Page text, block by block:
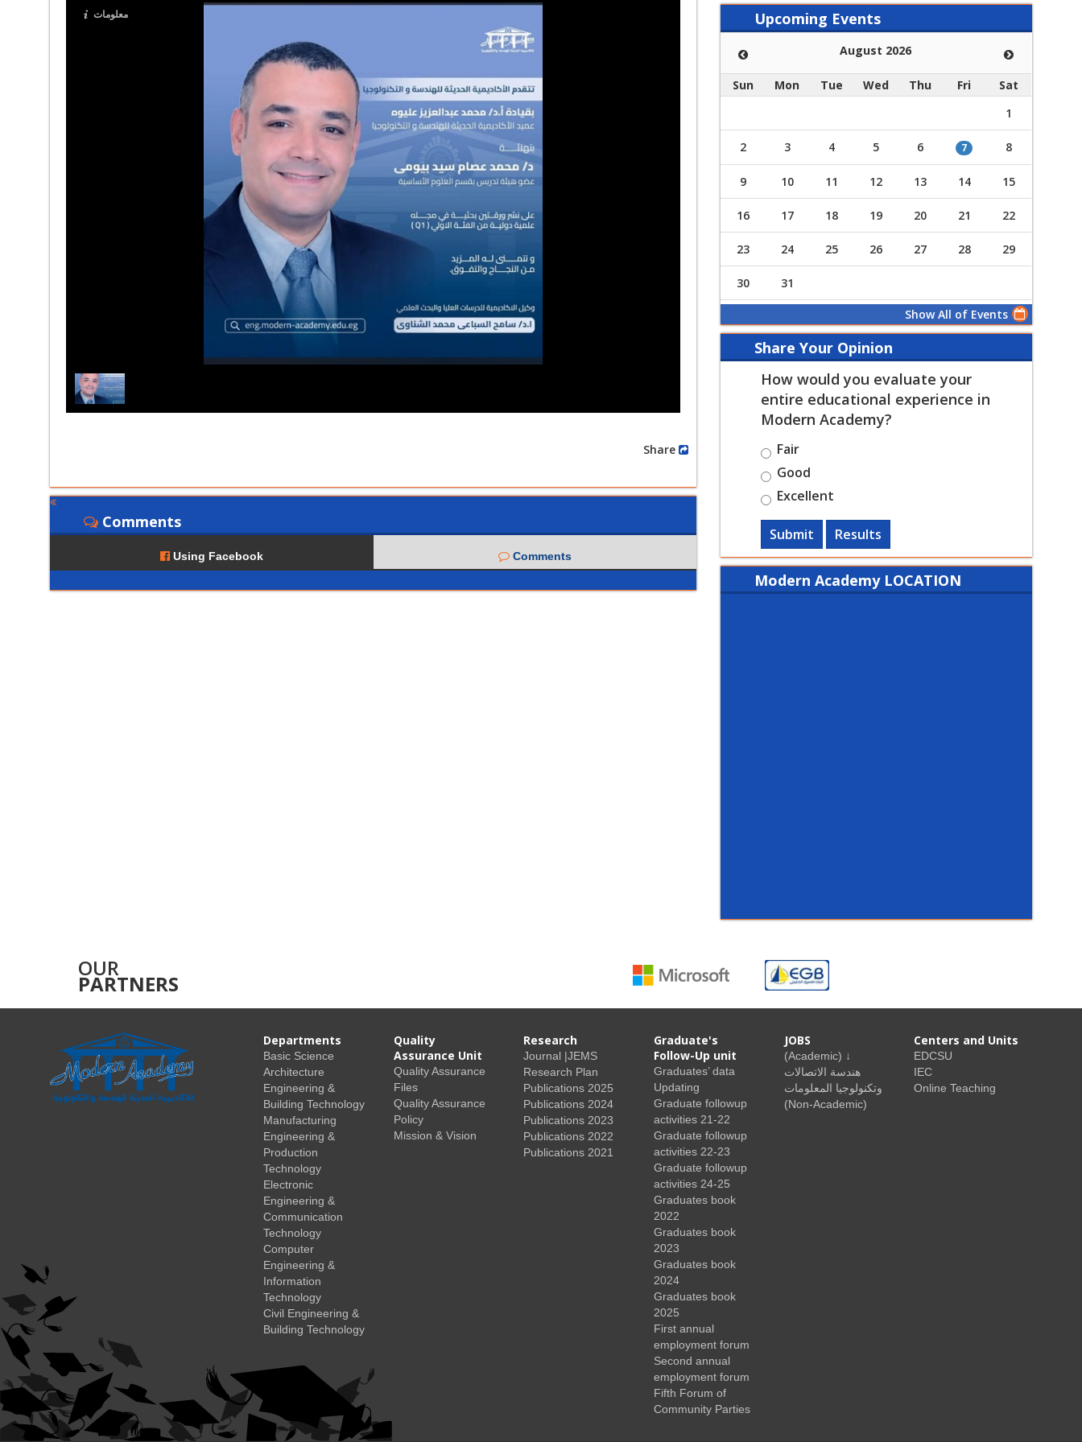
معلومات
Share
Comments
Using Facebook Comments
Upcoming Events
August 2026
Sun Mon Tue Wed Thu Fri
Sat
1
2 3 4 5 6 7 8
9 10 11 12 13 14 15
16 17 18 19 20 21 22
23 24 25 26 27 28 29
30 31
Show All of Events
Share Your Opinion
How would you evaluate your
entire educational experience in
Modern Academy?
Fair
Good
Excellent
Submit Results
Modern Academy LOCATION
OUR
PARTNERS
Departments
Basic Science
Architecture
Engineering &
Building Technology
Manufacturing
Engineering &
Production
Technology
Electronic
Engineering &
Communication
Technology
Computer
Engineering &
Information
Technology
Civil Engineering &
Building Technology
Quality
Assurance Unit
Quality Assurance
Files
Quality Assurance
Policy
Mission & Vision
Research
Journal |JEMS
Research Plan
Publications 2025
Publications 2024
Publications 2023
Publications 2022
Publications 2021
Graduate's
Follow-Up unit
Graduates’ data
Updating
Graduate followup
activities 21-22
Graduate followup
activities 22-23
Graduate followup
activities 24-25
Graduates book
2022
Graduates book
2023
Graduates book
2024
Graduates book
2025
First annual
employment forum
Second annual
employment forum
Fifth Forum of
Community Parties
JOBS
(Academic) ↓
هندسة الاتصالات
وتكنولوجيا المعلومات
(Non-Academic)
Centers and Units
EDCSU
IEC
Online Teaching